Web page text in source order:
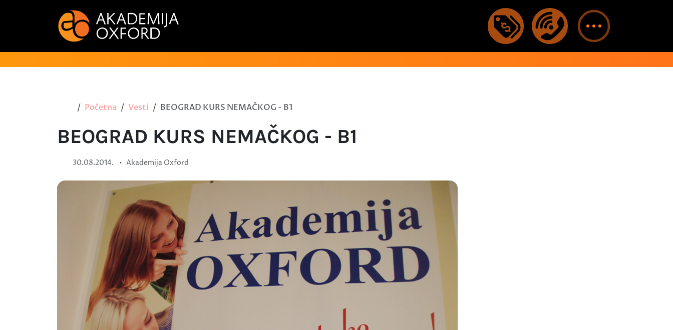
Početna Vesti BEOGRAD KURS NEMAČKOG - B1
BEOGRAD KURS NEMAČKOG - B1
30.08.2014. • Akademija Oxford